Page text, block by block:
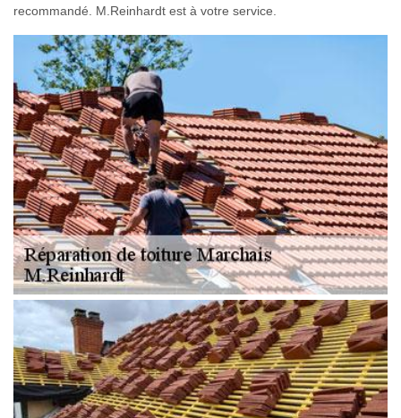
recommandé. M.Reinhardt est à votre service.